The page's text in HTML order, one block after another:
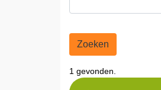
Zoeken
1 gevonden.